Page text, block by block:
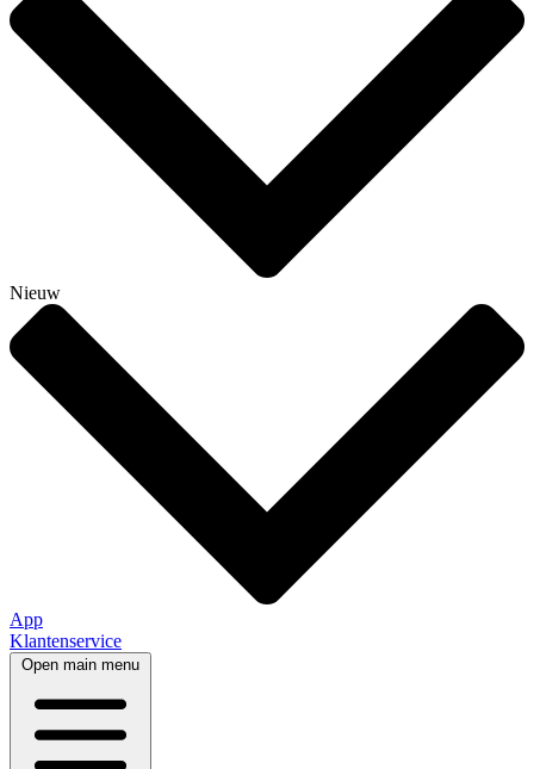
Nieuw
App
Klantenservice
Open main menu